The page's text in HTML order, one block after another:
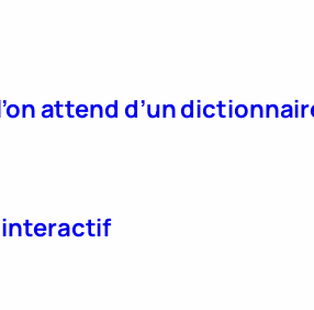
attend d’un
interactif